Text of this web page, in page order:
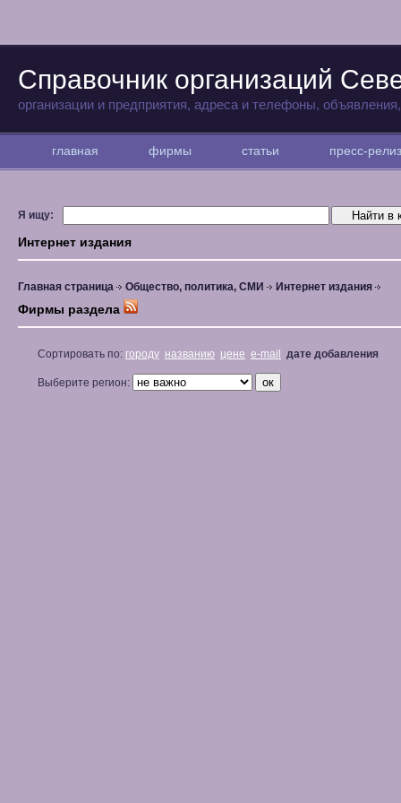
Справочник организаций
организации и предприятия, адреса и телефоны,
главная фирмы статьи пресс-
Я ищу:
Интернет издания
Главная страница Общество, политика, СМИ Интернет издания
Фирмы раздела
Сортировать по: городу названию цене e-mail дате добавления
Выберите регион: